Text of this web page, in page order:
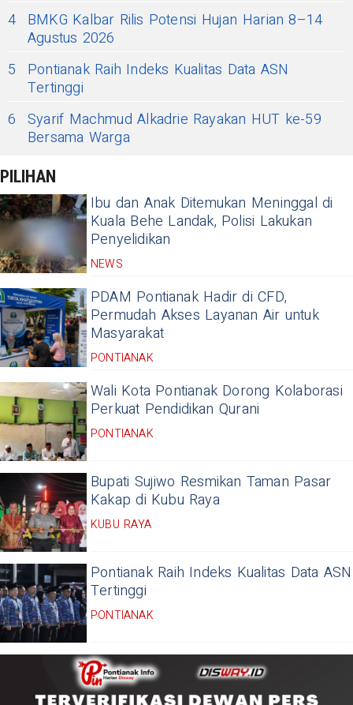
4 BMKG Kalbar Rilis Potensi Hujan Harian 8–14
Agustus 2026
5
Pontianak Raih Indeks Kualitas Data ASN
Tertinggi
6 Syarif Machmud Alkadrie Rayakan HUT ke-59
Bersama Warga
PILIHAN
Ibu dan Anak Ditemukan Meninggal di
Kuala Behe Landak, Polisi Lakukan
Penyelidikan
NEWS
PDAM Pontianak Hadir di CFD,
Permudah Akses Layanan Air untuk
Masyarakat
PONTIANAK
Wali Kota Pontianak Dorong Kolaborasi
Perkuat Pendidikan Qurani
PONTIANAK
Bupati Sujiwo Resmikan Taman Pasar
Kakap di Kubu Raya
KUBU RAYA
Pontianak Raih Indeks Kualitas Data ASN
Tertinggi
PONTIANAK